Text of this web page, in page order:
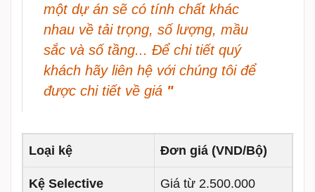
một dự án sẽ có tính chất khác
nhau về tải trọng, số lượng, mầu
sắc và số tầng... Để chi tiết quý
khách hãy liên hệ với chúng tôi để
được chi tiết về giá "
Loại kệ Đơn giá (VND/Bộ)
Kệ Selective Giá từ 2.500.000